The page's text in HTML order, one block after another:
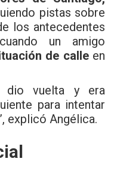
pistas sobre
los antecedentes
un amigo
de calleen
dio vuelta y era
para intentar
explicó Angélica.